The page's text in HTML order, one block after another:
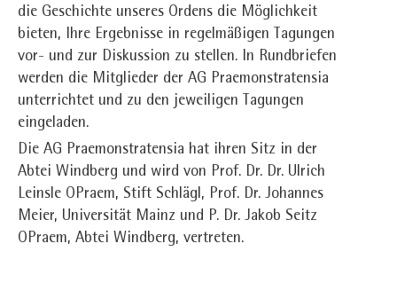
die Geschichte unseres Ordens die Möglichkeit
bieten, Ihre Ergebnisse in regelmäßigen Tagungen
vor- und zur Diskussion zu stellen. In Rundbriefen
werden die Mitglieder der AG Praemonstratensia
unterrichtet und zu den jeweiligen Tagungen
eingeladen.
Die AG Praemonstratensia hat ihren Sitz in der
Abtei Windberg und wird von Prof. Dr. Dr. Ulrich
Leinsle OPraem, Stift Schlägl, Prof. Dr. Johannes
Meier, Universität Mainz und P. Dr. Jakob Seitz
OPraem, Abtei Windberg, vertreten.